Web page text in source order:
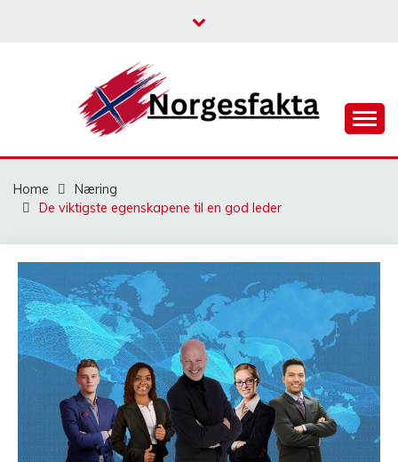
NORGESFAKTA
Home
Næring
De viktigste egenskapene til en god leder